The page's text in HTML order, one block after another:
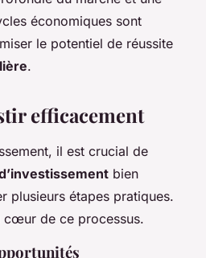
économiques sont
le potentiel de réussite
.
efficacement
il est crucial de
bien
plusieurs étapes pratiques.
cœur de ce processus.